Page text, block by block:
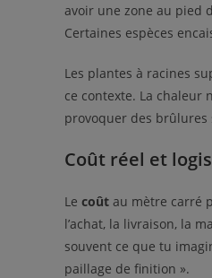
avoir une zone au pied
Certaines espèces
Les plantes à racines
ce contexte. La chaleur
provoquer des
Coût réel et
Le coût au mètre carré
l’achat, la livraison, la
souvent ce que tu
paillage de finition ».